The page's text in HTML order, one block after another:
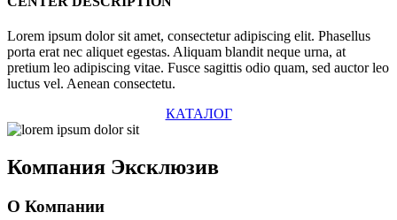
Lorem ipsum dolor sit amet, consectetur adipiscing elit. Phasellus
porta erat nec aliquet egestas. Aliquam blandit neque urna, at
pretium leo adipiscing vitae. Fusce sagittis odio quam, sed auctor leo
luctus vel. Aenean consectetu.
КАТАЛОГ
Компания Эксклюзив
О Компании